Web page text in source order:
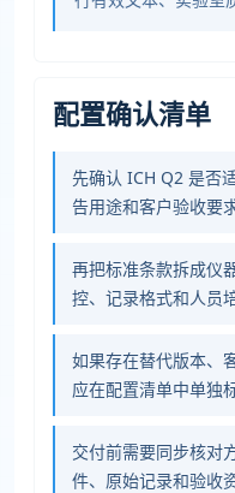
配置确认清单
先确认 ICH Q2 是否
告用途和客户验收要求
再把标准条款拆成仪
控、记录格式和人员
如果存在替代版本、
应在配置清单中单独
交付前需要同步核对
件、原始记录和验收资